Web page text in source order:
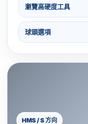
瀏覽高硬度工具
球頭選項
HMS / S 方向